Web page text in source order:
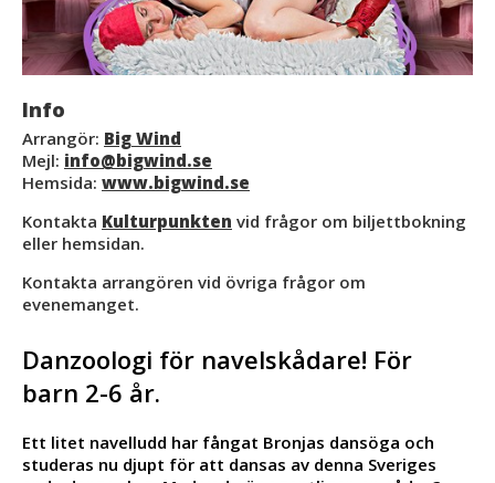
Info
Arrangör: Big Wind
Mejl: info@bigwind.se
Hemsida: www.bigwind.se
Kontakta Kulturpunkten vid frågor om biljettbokning
eller hemsidan.
Kontakta arrangören vid övriga frågor om
evenemanget.
Danzoologi för navelskådare! För
barn 2-6 år.
Ett litet navelludd har fångat Bronjas dansöga och
studeras nu djupt för att dansas av denna Sveriges